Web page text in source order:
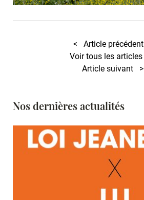
<
Article précédent
Voir tous les articles
Article suivant
>
Nos dernières actualités